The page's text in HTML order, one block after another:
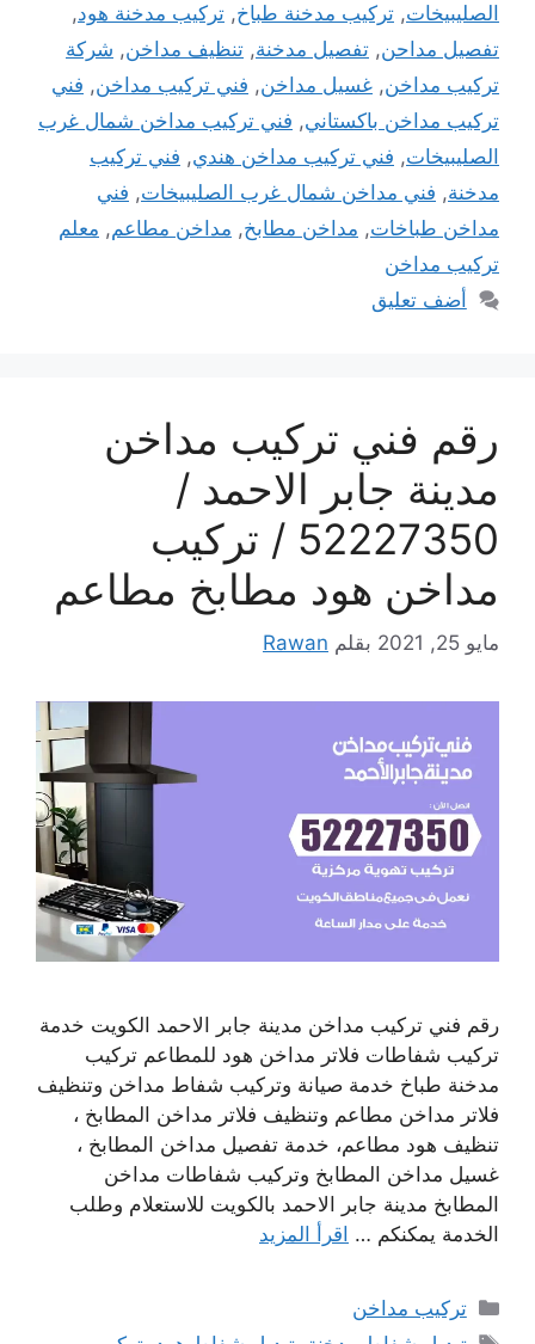
الصليبيخات, تركيب مدخنة طباخ, تركيب مدخنة هود,
تفصيل مداحن, تفصيل مدخنة, تنظيف مداخن, شركة
تركيب مداخن, غسيل مداخن, فني تركيب مداخن, فني
تركيب مداخن باكستاني, فني تركيب مداخن شمال غرب
الصليبيخات, فني تركيب مداخن هندي, فني تركيب
مدخنة, فني مداخن شمال غرب الصليبيخات, فني
مداخن طباخات, مداخن مطابخ, مداخن مطاعم, معلم
تركيب مداخن
أضف تعليق
رقم فني تركيب مداخن
مدينة جابر الاحمد /
52227350 / تركيب
مداخن هود مطابخ مطاعم
مايو 25, 2021 بقلم Rawan
رقم فني تركيب مداخن مدينة جابر الاحمد الكويت خدمة
تركيب شفاطات فلاتر مداخن هود للمطاعم تركيب
مدخنة طباخ خدمة صيانة وتركيب شفاط مداخن وتنظيف
فلاتر مداخن مطاعم وتنظيف فلاتر مداخن المطابخ ،
تنظيف هود مطاعم، خدمة تفصيل مداخن المطابخ ،
غسيل مداخن المطابخ وتركيب شفاطات مداخن
المطابخ مدينة جابر الاحمد بالكويت للاستعلام وطلب
الخدمة يمكنكم … اقرأ المزيد
التصنيفات
تركيب مداخن